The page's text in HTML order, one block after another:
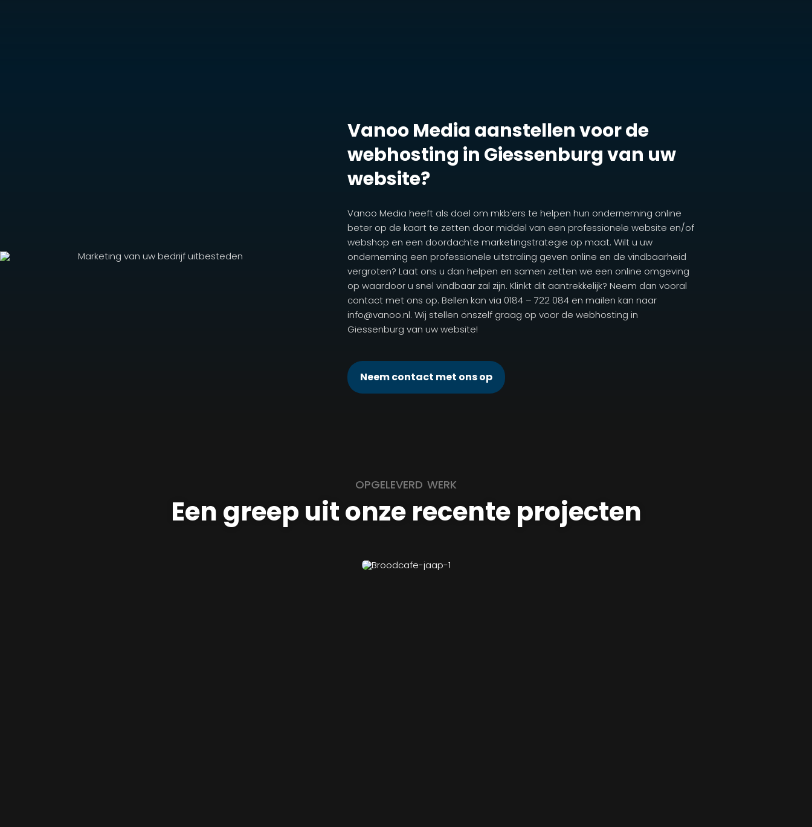
Vanoo Media aanstellen voor de
webhosting in Giessenburg van uw
website?
Vanoo Media heeft als doel om mkb’ers te helpen hun onderneming online
beter op de kaart te zetten door middel van een professionele website en/of
webshop en een doordachte marketingstrategie op maat. Wilt u uw
onderneming een professionele uitstraling geven online en de vindbaarheid
vergroten? Laat ons u dan helpen en samen zetten we een online omgeving
op waardoor u snel vindbaar zal zijn. Klinkt dit aantrekkelijk? Neem dan vooral
contact met ons op. Bellen kan via 0184 – 722 084 en mailen kan naar
info@vanoo.nl. Wij stellen onszelf graag op voor de webhosting in
Giessenburg van uw website!
Neem contact met ons op
OPGELEVERD WERK
Een greep uit onze recente projecten